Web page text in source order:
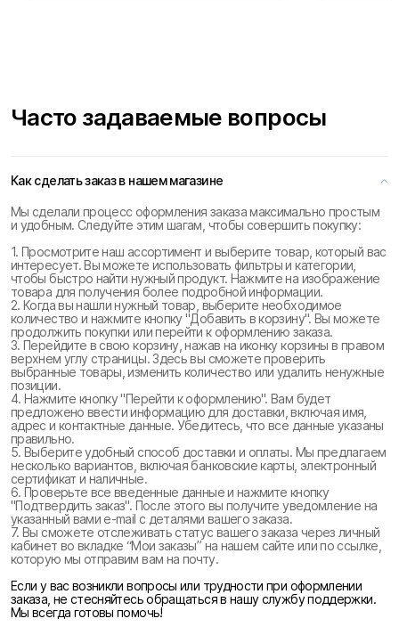
Часто задаваемые вопросы
Как сделать заказ в нашем магазине
Мы сделали процесс оформления заказа максимально простым
и удобным. Следуйте этим шагам, чтобы совершить покупку:
1. Просмотрите наш ассортимент и выберите товар, который вас
интересует. Вы можете использовать фильтры и категории,
чтобы быстро найти нужный продукт. Нажмите на изображение
товара для получения более подробной информации.
2. Когда вы нашли нужный товар, выберите необходимое
количество и нажмите кнопку "Добавить в корзину". Вы можете
продолжить покупки или перейти к оформлению заказа.
3. Перейдите в свою корзину, нажав на иконку корзины в правом
верхнем углу страницы. Здесь вы сможете проверить
выбранные товары, изменить количество или удалить ненужные
позиции.
4. Нажмите кнопку "Перейти к оформлению". Вам будет
предложено ввести информацию для доставки, включая имя,
адрес и контактные данные. Убедитесь, что все данные указаны
правильно.
5. Выберите удобный способ доставки и оплаты. Мы предлагаем
несколько вариантов, включая банковские карты, электронный
сертификат и наличные.
6. Проверьте все введенные данные и нажмите кнопку
"Подтвердить заказ". После этого вы получите уведомление на
указанный вами e-mail с деталями вашего заказа.
7. Вы сможете отслеживать статус вашего заказа через личный
кабинет во вкладке “Мои заказы” на нашем сайте или по ссылке,
которую мы отправим вам на почту.
Если у вас возникли вопросы или трудности при оформлении
заказа, не стесняйтесь обращаться в нашу службу поддержки.
Мы всегда готовы помочь!